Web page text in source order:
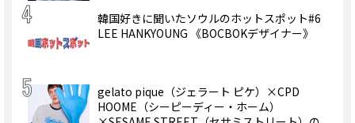
韓国好きに聞いたソウルのホットスポット#6
LEE HANKYOUNG 《BOCBOKデザイナー》
gelato pique（ジェラート ピケ）×CPD
HOOME（シーピーディー・ホーム）